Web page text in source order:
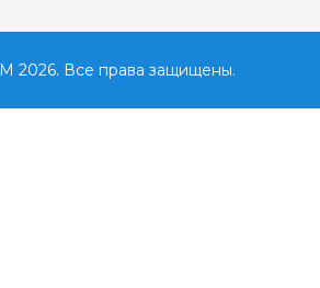
2026. Все права защищены.